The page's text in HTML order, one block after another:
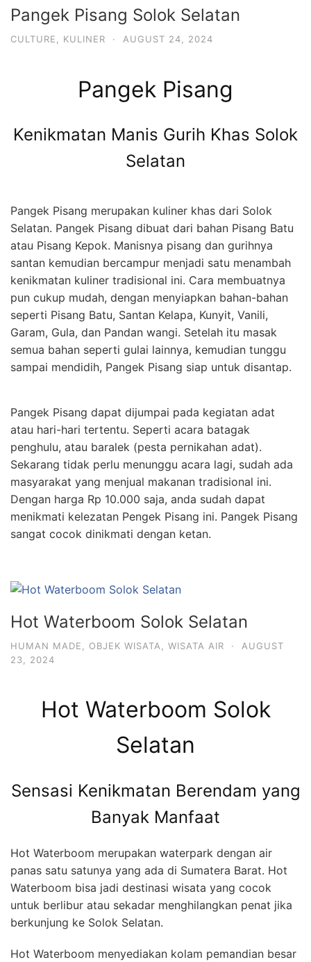
Pangek Pisang Solok Selatan
CULTURE KULINER · AUGUST 24, 2024
Pangek Pisang
Kenikmatan Manis Gurih Khas Solok
Selatan
Pangek Pisang merupakan kuliner khas dari Solok
Selatan. Pangek Pisang dibuat dari bahan Pisang Batu
atau Pisang Kepok. Manisnya pisang dan gurihnya
santan kemudian bercampur menjadi satu menambah
kenikmatan kuliner tradisional ini. Cara membuatnya
pun cukup mudah, dengan menyiapkan bahan-bahan
seperti Pisang Batu, Santan Kelapa, Kunyit, Vanili,
Garam, Gula, dan Pandan wangi. Setelah itu masak
semua bahan seperti gulai lainnya, kemudian tunggu
sampai mendidih, Pangek Pisang siap untuk disantap.
Pangek Pisang dapat dijumpai pada kegiatan adat
atau hari-hari tertentu. Seperti acara batagak
penghulu, atau baralek (pesta pernikahan adat).
Sekarang tidak perlu menunggu acara lagi, sudah ada
masyarakat yang menjual makanan tradisional ini.
Dengan harga Rp 10.000 saja, anda sudah dapat
menikmati kelezatan Pengek Pisang ini. Pangek Pisang
sangat cocok dinikmati dengan ketan.
Hot Waterboom Solok Selatan
HUMAN MADE OBJEK WISATA WISATA AIR ·
AUGUST
23, 2024
Hot Waterboom Solok
Selatan
Sensasi Kenikmatan Berendam yang
Banyak Manfaat
Hot Waterboom merupakan waterpark dengan air
panas satu satunya yang ada di Sumatera Barat. Hot
Waterboom bisa jadi destinasi wisata yang cocok
untuk berlibur atau sekadar menghilangkan penat jika
berkunjung ke Solok Selatan.
Hot Waterboom menyediakan kolam pemandian besar